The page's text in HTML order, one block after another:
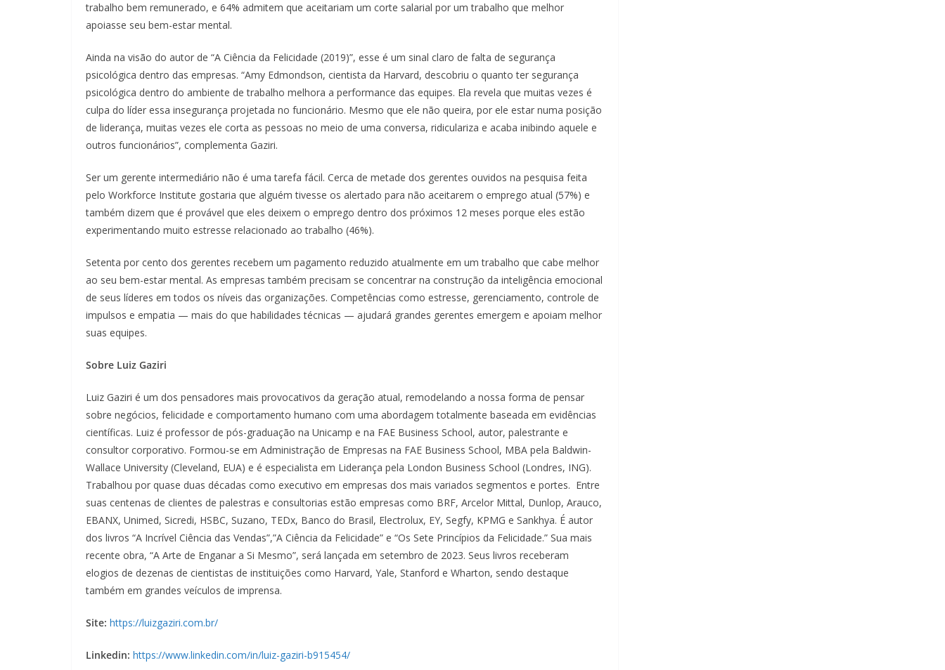
trabalho bem remunerado, e 64% admitem que aceitariam um corte salarial por um trabalho que melhor
apoiasse seu bem-estar mental.
Ainda na visão do autor de “A Ciência da Felicidade (2019)”, esse é um sinal claro de falta de segurança
psicológica dentro das empresas. “Amy Edmondson, cientista da Harvard, descobriu o quanto ter segurança
psicológica dentro do ambiente de trabalho melhora a performance das equipes. Ela revela que muitas vezes é
culpa do líder essa insegurança projetada no funcionário. Mesmo que ele não queira, por ele estar numa posição
de liderança, muitas vezes ele corta as pessoas no meio de uma conversa, ridiculariza e acaba inibindo aquele e
outros funcionários”, complementa Gaziri.
Ser um gerente intermediário não é uma tarefa fácil. Cerca de metade dos gerentes ouvidos na pesquisa feita
pelo Workforce Institute gostaria que alguém tivesse os alertado para não aceitarem o emprego atual (57%) e
também dizem que é provável que eles deixem o emprego dentro dos próximos 12 meses porque eles estão
experimentando muito estresse relacionado ao trabalho (46%).
Setenta por cento dos gerentes recebem um pagamento reduzido atualmente em um trabalho que cabe melhor
ao seu bem-estar mental. As empresas também precisam se concentrar na construção da inteligência emocional
de seus líderes em todos os níveis das organizações. Competências como estresse, gerenciamento, controle de
impulsos e empatia — mais do que habilidades técnicas — ajudará grandes gerentes emergem e apoiam melhor
suas equipes.
Sobre Luiz Gaziri
Luiz Gaziri é um dos pensadores mais provocativos da geração atual, remodelando a nossa forma de pensar
sobre negócios, felicidade e comportamento humano com uma abordagem totalmente baseada em evidências
científicas. Luiz é professor de pós-graduação na Unicamp e na FAE Business School, autor, palestrante e
consultor corporativo. Formou-se em Administração de Empresas na FAE Business School, MBA pela Baldwin-
Wallace University (Cleveland, EUA) e é especialista em Liderança pela London Business School (Londres, ING).
Trabalhou por quase duas décadas como executivo em empresas dos mais variados segmentos e portes. Entre
suas centenas de clientes de palestras e consultorias estão empresas como BRF, Arcelor Mittal, Dunlop, Arauco,
EBANX, Unimed, Sicredi, HSBC, Suzano, TEDx, Banco do Brasil, Electrolux, EY, Segfy, KPMG e Sankhya. É autor
dos livros “A Incrível Ciência das Vendas”,”A Ciência da Felicidade” e “Os Sete Princípios da Felicidade.” Sua mais
recente obra, “A Arte de Enganar a Si Mesmo”, será lançada em setembro de 2023. Seus livros receberam
elogios de dezenas de cientistas de instituições como Harvard, Yale, Stanford e Wharton, sendo destaque
também em grandes veículos de imprensa.
Site: https://luizgaziri.com.br/
Linkedin: https://www.linkedin.com/in/luiz-gaziri-b915454/